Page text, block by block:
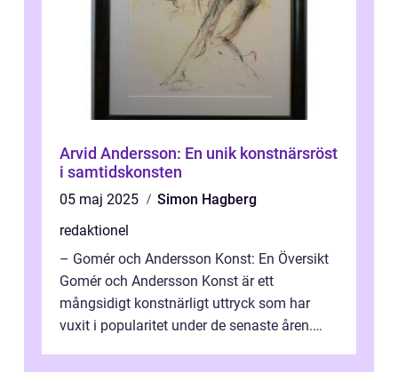
Arvid Andersson: En unik konstnärsröst
i samtidskonsten
05 maj 2025
Simon Hagberg
redaktionel
– Gomér och Andersson Konst: En Översikt
Gomér och Andersson Konst är ett
mångsidigt konstnärligt uttryck som har
vuxit i popularitet under de senaste åren.